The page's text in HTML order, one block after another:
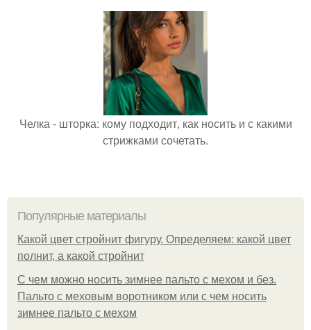
Челка - шторка: кому подходит, как носить и с какими
стрижками сочетать.
Популярные материалы
Какой цвет стройнит фигуру. Определяем: какой цвет
полнит, а какой стройнит
C чем можно носить зимнее пальто с мехом и без.
Пальто с меховым воротником или с чем носить
зимнее пальто с мехом